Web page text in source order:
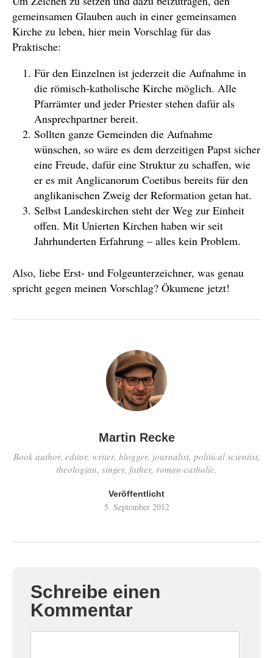
gemeinsamen Glauben auch in einer gemeinsamen
Kirche zu leben, hier mein Vorschlag für das
Praktische:
Für den Einzelnen ist jederzeit die Aufnahme in
die römisch-katholische Kirche möglich. Alle
Pfarrämter und jeder Priester stehen dafür als
Ansprechpartner bereit.
Sollten ganze Gemeinden die Aufnahme
wünschen, so wäre es dem derzeitigen Papst sicher
eine Freude, dafür eine Struktur zu schaffen, wie
er es mit Anglicanorum Coetibus bereits für den
anglikanischen Zweig der Reformation getan hat.
Selbst Landeskirchen steht der Weg zur Einheit
offen. Mit Unierten Kirchen haben wir seit
Jahrhunderten Erfahrung – alles kein Problem.
Also, liebe Erst- und Folgeunterzeichner, was genau
spricht gegen meinen Vorschlag? Ökumene jetzt!
Martin Recke
Book author, editor, writer, blogger, journalist, political scientist,
theologian, singer, father, roman-catholic.
Veröffentlicht
5. September 2012
Schreibe einen
Kommentar